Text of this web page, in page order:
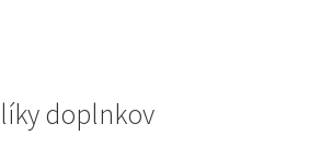
doplnkov